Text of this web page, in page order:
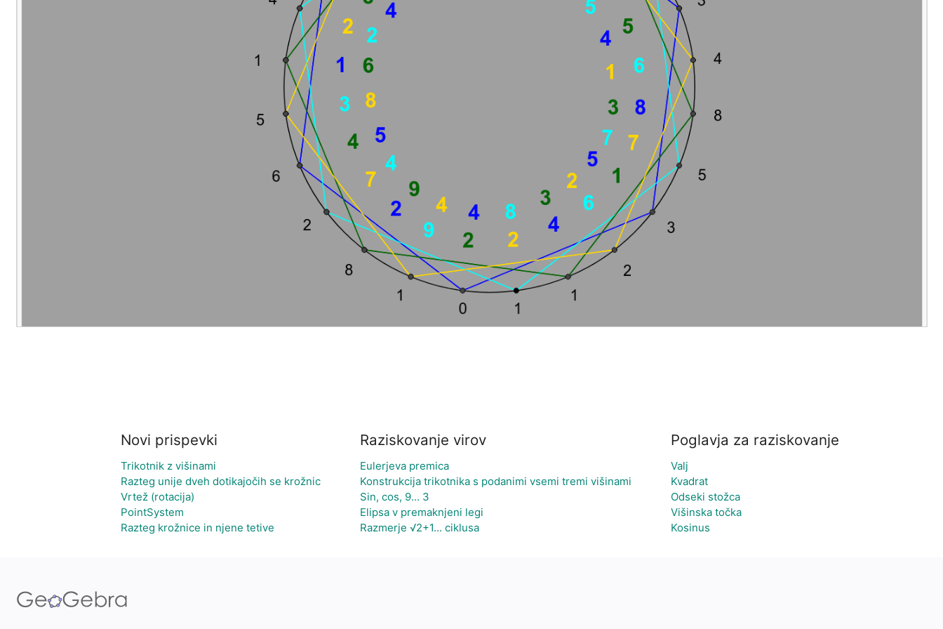
Novi prispevki
Trikotnik z višinami
Razteg unije dveh dotikajočih se krožnic
Vrtež (rotacija)
PointSystem
Razteg krožnice in njene tetive
Raziskovanje virov
Eulerjeva premica
Konstrukcija trikotnika s podanimi vsemi tremi višinami
Sin, cos, 9... 3
Elipsa v premaknjeni legi
Razmerje √2+1... ciklusa
Poglavja za raziskovanje
Valj
Kvadrat
Odseki stožca
Višinska točka
Kosinus